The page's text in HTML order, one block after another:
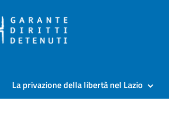
La privazione della libertà nel Lazio